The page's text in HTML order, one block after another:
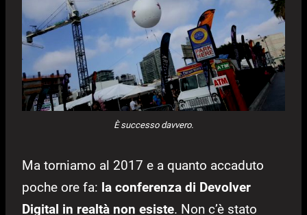
È successo davvero.
Ma torniamo al 2017 e a quanto accaduto
poche ore fa: la conferenza di Devolver
Digital in realtà non esiste. Non c’è stato